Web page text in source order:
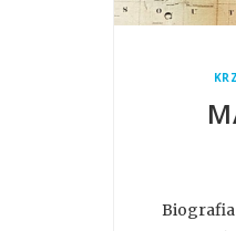
Biografia